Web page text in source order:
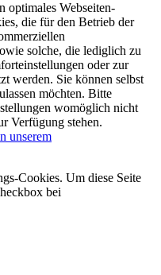
optimales Webseiten-
die für den Betrieb der
solche, die lediglich zu
oder zur
werden. Sie können selbst
möchten. Bitte
womöglich nicht
Verfügung stehen.
unserem
Cookies. Um diese Seite
bei